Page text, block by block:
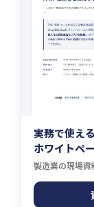
実務で使える
ホワイトペ
製造業の現場